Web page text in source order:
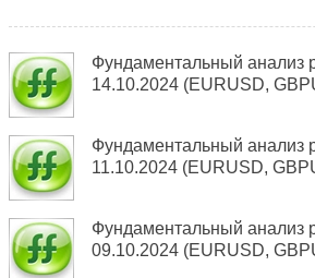
Фундаментальный анализ
14.10.2024 (EURUSD,
Фундаментальный анализ
11.10.2024 (EURUSD,
Фундаментальный анализ
09.10.2024 (EURUSD,